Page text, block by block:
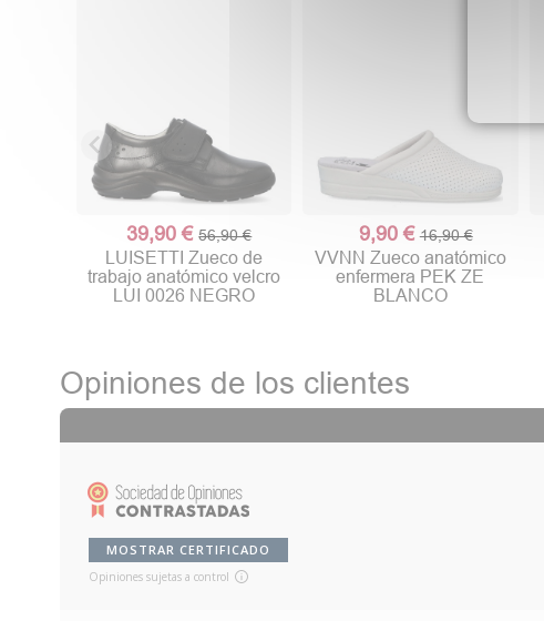
39,90 €56,90 €
LUISETTI Zueco de
trabajo anatómico velcro
LUI 0026 NEGRO
9,90 €16,90 €
VVNN Zueco anatómico
enfermera PEK ZE
BLANCO
Opiniones de los clientes
MOSTRAR CERTIFICADO
Opiniones sujetas a control